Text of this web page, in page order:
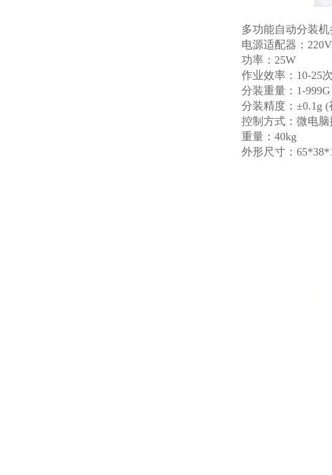
多功能自动分装机
电源适配器：
功率：25W
作业效率：10-25
分装重量：1-999G
分装精度：±0.1g
控制方式：微电脑
重量：40kg
外形尺寸：